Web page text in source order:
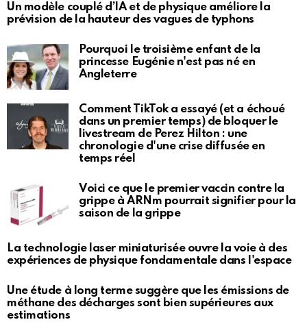
Un modèle couplé d’IA et de physique améliore la
prévision de la hauteur des vagues de typhons
Pourquoi le troisième enfant de la
princesse Eugénie n'est pas né en
Angleterre
Comment TikTok a essayé (et a échoué
dans un premier temps) de bloquer le
livestream de Perez Hilton : une
chronologie d'une crise diffusée en
temps réel
Voici ce que le premier vaccin contre la
grippe à ARNm pourrait signifier pour la
saison de la grippe
La technologie laser miniaturisée ouvre la voie à des
expériences de physique fondamentale dans l'espace
Une étude à long terme suggère que les émissions de
méthane des décharges sont bien supérieures aux
estimations